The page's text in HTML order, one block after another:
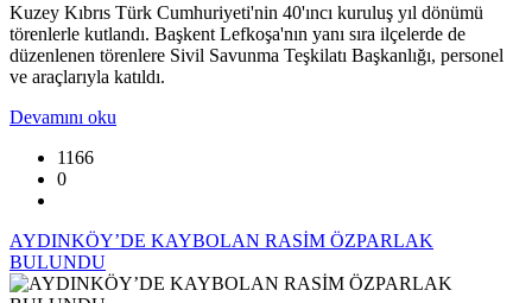
Kuzey Kıbrıs Türk Cumhuriyeti'nin 40'ıncı kuruluş yıl dönümü
törenlerle kutlandı. Başkent Lefkoşa'nın yanı sıra ilçelerde de
düzenlenen törenlere Sivil Savunma Teşkilatı Başkanlığı, personel
ve araçlarıyla katıldı.
Devamını oku
1166
0
AYDINKÖY’DE KAYBOLAN RASİM ÖZPARLAK
BULUNDU